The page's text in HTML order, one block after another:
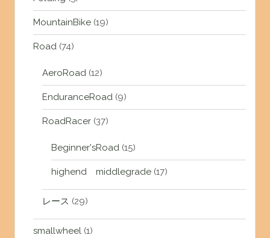
MountainBike(19)
Road(74)
AeroRoad(12)
EnduranceRoad(9)
RoadRacer(37)
Beginner'sRoad(15)
highend middlegrade(17)
レース (29)
smallwheel(1)